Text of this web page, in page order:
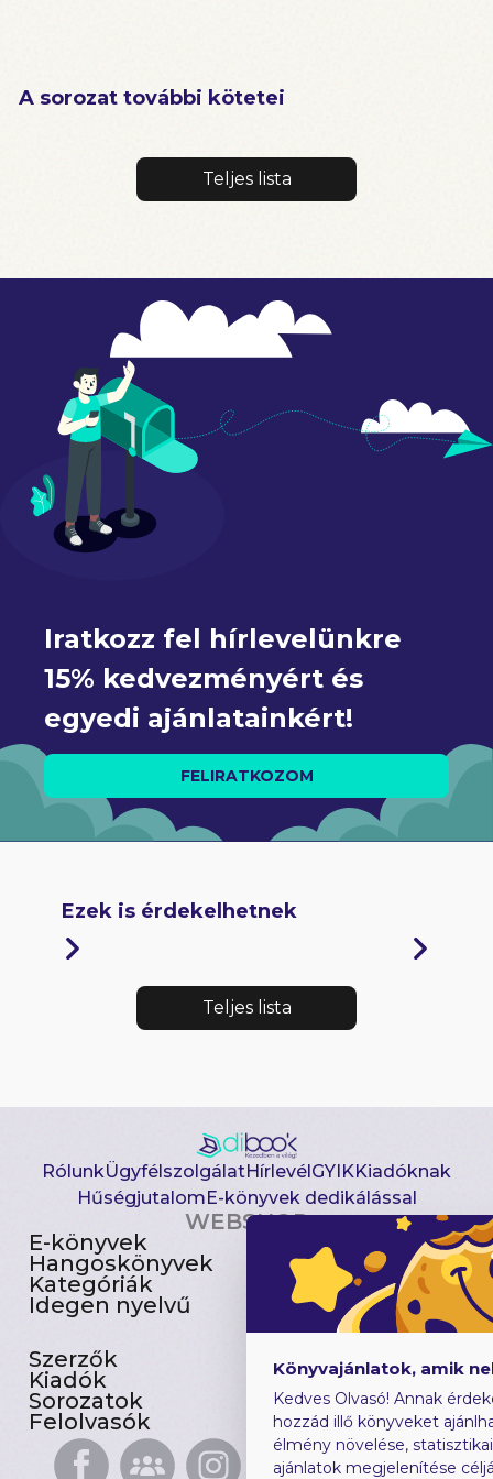
A sorozat további kötetei
Teljes lista
Iratkozz fel hírlevelünkre
15% kedvezményért és
egyedi ajánlatainkért!
FELIRATKOZOM
Ezek is érdekelhetnek
Teljes lista
RólunkÜgyfélszolgálatHírlevélGYIKKiadóknak
HűségjutalomE-könyvek dedikálással
WEBSHOP
E-könyvek
Hangoskönyvek
Kategóriák
Idegen nyelvű
Csomagajánlatok
Akciósak
Előjegyezhetők
Újdonságok
Szerzők
Kiadók
Sorozatok
Felolvasók
Gyerekkönyvek
Heti toplista
Ajándékutalvány
Blog
Könyvajánlatok, amik
Kedves Olvasó! Annak
hozzád illő könyveket
élmény növelése,
ajánlatok megjelenítése